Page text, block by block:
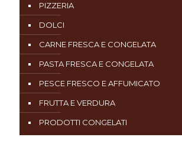
PIZZERIA
DOLCI
CARNE FRESCA E CONGELATA
PASTA FRESCA E CONGELATA
PESCE FRESCO E AFFUMICATO
FRUTTA E VERDURA
PRODOTTI CONGELATI